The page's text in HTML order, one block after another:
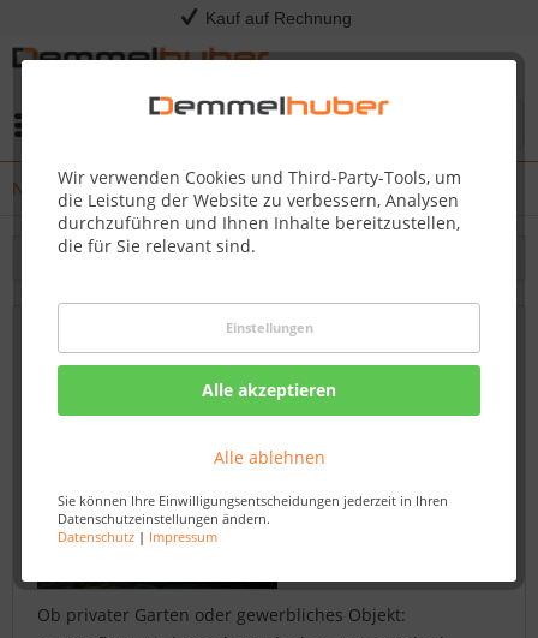
Kauf auf Rechnung
Wir verwenden Cookies und Third-Party-Tools, um
die Leistung der Website zu verbessern, Analysen
durchzuführen und Ihnen Inhalte bereitzustellen,
die für Sie relevant sind.
Einstellungen
Alle akzeptieren
Alle ablehnen
Sie können Ihre Einwilligungsentscheidungen jederzeit in Ihren
Datenschutzeinstellungen ändern.
Datenschutz| Impressum
News
Filtern
Rasenroboter 14 Tage testen – für Garten,
Sportplatz oder Firmenrasen!
Von: Melanie Bock
Ob privater Garten oder gewerbliches Objekt: